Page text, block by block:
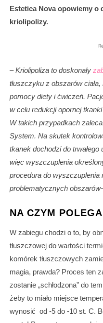
Estetica Nova opowiemy o
kriolipolizy.
–Kriolipoliza to doskonały
tłuszczyku z obszarów ciała,
pomocy diety i ćwiczeń.
w celu redukcji opornej
W takich przypadkach
System. Na skutek
tkanek dochodzi do
więc wyszczuplenia
procedura do wyszczuplenia
problematycznych obszarów
NA CZYM
W zabiegu chodzi o to, by
tłuszczowej do wartości
komórek tłuszczowych
magia, prawda? Proces ten
zostanie „schłodzona” do
żeby to miało miejsce
wynosić od -5 do -10 st. C.